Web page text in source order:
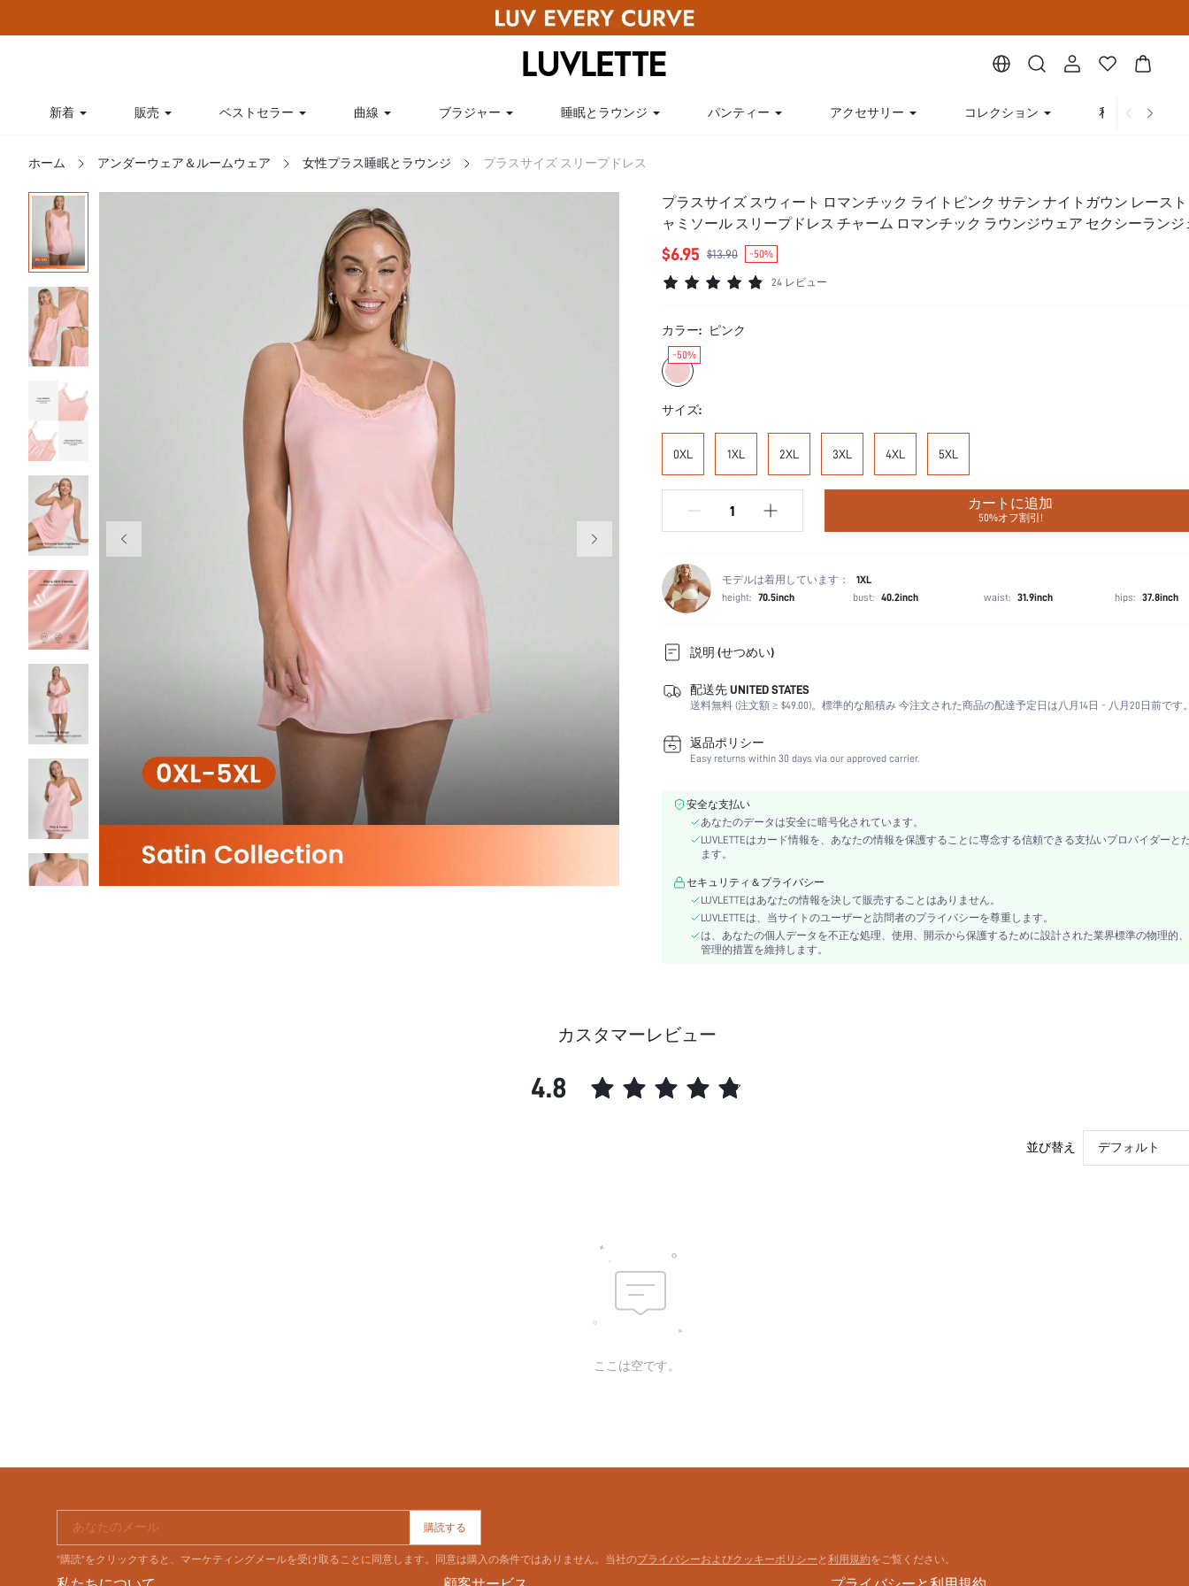
新着 販売 ベストセラー 曲線 ブラジャー 睡眠とラウンジ パンティー アクセサリー コレクション 私たちについて
ホーム アンダーウェア＆ルームウェア 女性プラス睡眠とラウンジ プラスサイズ スリープドレス
プラスサイズ スウィート ロマンチック ライトピンク サテン ナイトガウン レース
ャミソール スリープドレス チャーム ロマンチック ラウンジウェア セクシーランジ
リップドレス パジャマ
$6.95 $13.90 -50%
24 レビュー
カラー: ピンク
-50%
サイズ:
0XL 1XL 2XL 3XL 4XL 5XL
カートに追加
50%オフ割引!
モデルは着用しています：
1XL
height: 70.5inch bust: 40.2inch waist: 31.9inch hips: 37.8inch
説明 (せつめい)
カラー:
ピンク
ノースリーブ
フィットタイプ:
お手入れ方法:
洗濯機洗い可,ドライクリーニング不可
下着＆ルームウェアユーザ
プラケットタイプ:
プルオーバー
詳細:
バックレス, コントラストレース
ニーレングス
ネックライン:
スパゲッティストラップ
透明度:
No
生地の伸縮性:
特徴:
枚数:
配送先 UNITED STATES
送料無料 (注文額 ≥ $49.00)。 標準的な船積み 今注文された商品の配達予定日は八月14日 - 八月20日前です
返品ポリシー
Easy returns within 30 days via our approved carrier.
安全な支払い
あなたのデータは安全に暗号化されています。
LUVLETTEはカード情報を、あなたの情報を保護することに専念する信頼できる支払いプロバイダーと
ます。
セキュリティ＆プライバシー
LUVLETTEはあなたの情報を決して販売することはありません。
LUVLETTEは、当サイトのユーザーと訪問者のプライバシーを尊重します。
は、あなたの個人データを不正な処理、使用、開示から保護するために設計された業界標準の物理的
管理的措置を維持します。
カスタマーレビュー
4.8
並び替え デフォルト
ここは空です。
あなたのメール 購読する
"購読"をクリックすると、マーケティングメールを受け取ることに同意します。同意は購入の条件ではありません。当社のプライバシーおよびクッキーポリシー と 利用規約をご覧ください。